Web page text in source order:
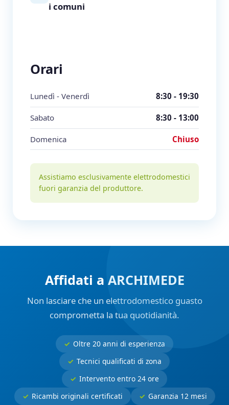
i comuni
Orari
Lunedì - Venerdì 8:30 - 19:30
Sabato 8:30 - 13:00
Domenica Chiuso
Assistiamo esclusivamente elettrodomestici
fuori garanzia del produttore.
Affidati a ARCHIMEDE
Non lasciare che un elettrodomestico guasto
comprometta la tua quotidianità.
Oltre 20 anni di esperienza
Tecnici qualificati di zona
Intervento entro 24 ore
Ricambi originali certificati
Garanzia 12 mesi